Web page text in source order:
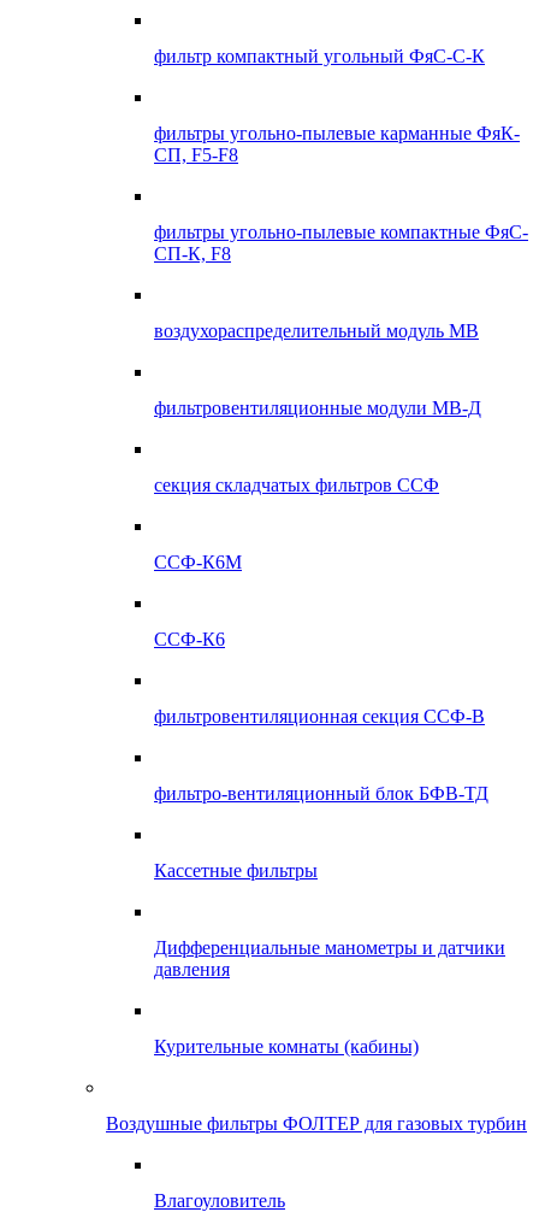
фильтр компактный угольный ФяС-С-К
фильтры угольно-пылевые карманные ФяК-
СП, F5-F8
фильтры угольно-пылевые компактные ФяС-
СП-К, F8
воздухораспределительный модуль МВ
фильтровентиляционные модули МВ-Д
секция складчатых фильтров ССФ
ССФ-К6М
ССФ-К6
фильтровентиляционная секция ССФ-В
фильтро-вентиляционный блок БФВ-ТД
Кассетные фильтры
Дифференциальные манометры и датчики
давления
Курительные комнаты (кабины)
Воздушные фильтры ФОЛТЕР для газовых турбин
Влагоуловитель